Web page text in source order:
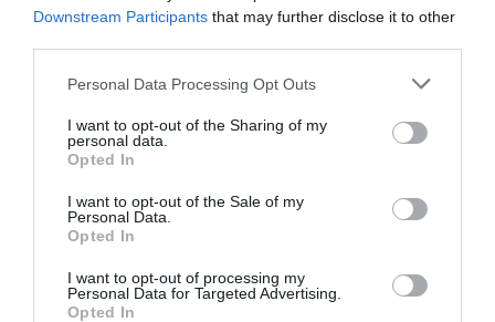
Downstream Participants that may further disclose it to other
Personal Data Processing Opt Outs
I want to opt-out of the Sharing of my
personal data.
Opted In
I want to opt-out of the Sale of my
Personal Data.
Opted In
I want to opt-out of processing my
Personal Data for Targeted Advertising.
Opted In